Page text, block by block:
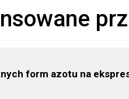
form azotu na